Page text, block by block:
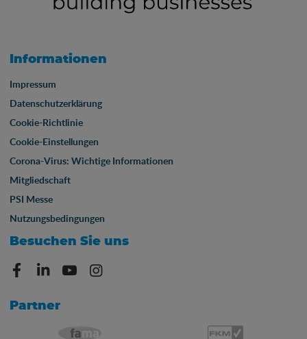
Informationen
Impressum
Datenschutzerklärung
Cookie-Richtlinie
Cookie-Einstellungen
Corona-Virus: Wichtige Informationen
Mitgliedschaft
PSI Messe
Nutzungsbedingungen
Besuchen Sie uns
Partner